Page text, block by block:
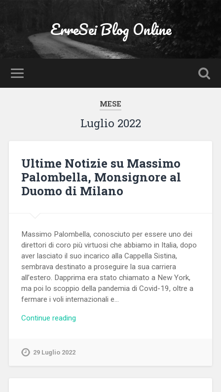
ErreSei Blog Online
MESE
Luglio 2022
Ultime Notizie su Massimo
Palombella, Monsignore al
Duomo di Milano
Massimo Palombella, conosciuto per essere uno dei
direttori di coro più virtuosi che abbiamo in Italia, dopo
aver lasciato il suo incarico alla Cappella Sistina,
sembrava destinato a proseguire la sua carriera
all’estero. Dapprima era stato chiamato a New York,
ma poi lo scoppio della pandemia di Covid-19, oltre a
fermare i voli internazionali e…
Continue reading
29 Luglio 2022